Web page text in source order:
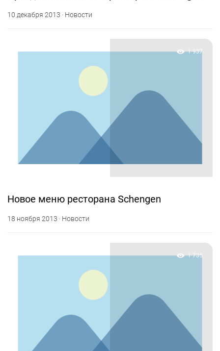
10 декабря 2013 · Новости
1 937
Новое меню ресторана Schengen
18 ноября 2013 · Новости
1 735